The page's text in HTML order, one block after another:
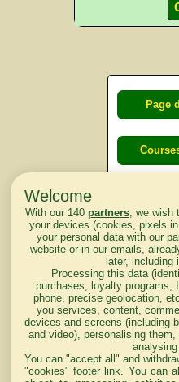
Page
Haut
Welcome
With our 140 partners, we wish
your devices (cookies, pixels
your personal data with our
website or in our emails,
later, including
Processing this data
purchases, loyalty programs,
phone, precise geolocation,
you services, content,
devices and screens (including
and video), personalising
analysing
You can "accept all" and
"cookies" footer link . You can